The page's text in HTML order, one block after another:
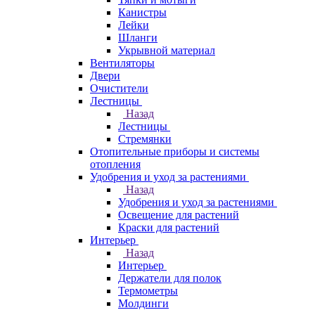
Канистры
Лейки
Шланги
Укрывной материал
Вентиляторы
Двери
Очистители
Лестницы
Назад
Лестницы
Стремянки
Отопительные приборы и системы
отопления
Удобрения и уход за растениями
Назад
Удобрения и уход за растениями
Освещение для растений
Краски для растений
Интерьер
Назад
Интерьер
Держатели для полок
Термометры
Молдинги